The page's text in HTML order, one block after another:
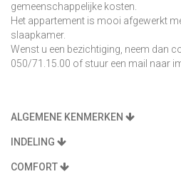
gemeenschappelijke kosten.
Het appartement is mooi afgewerkt
slaapkamer.
Wenst u een bezichtiging, neem dan
050/71.15.00 of stuur een mail naar
ALGEMENE KENMERKEN
INDELING
COMFORT